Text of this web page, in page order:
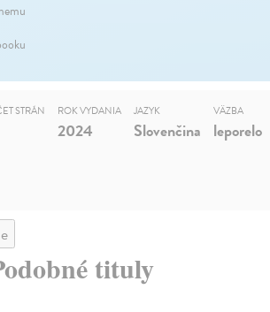
STRÁN ROK VYDANIA
2024
JAZYK
Slovenčina
VÄZBA
leporelo
tituly